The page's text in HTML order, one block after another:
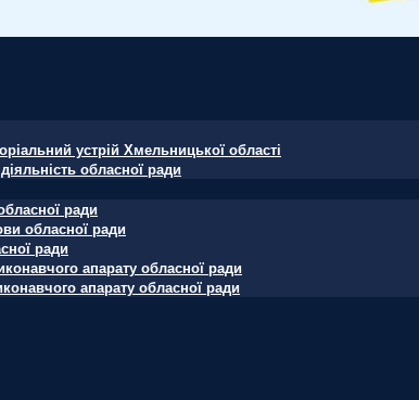
устрій Хмельницької області
обласної ради
ради
обласної ради
ради
апарату обласної ради
апарату обласної ради